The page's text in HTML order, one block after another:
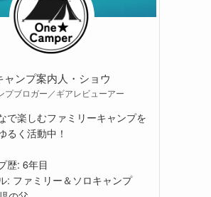
ャンプ案内人・ショウ
プブロガー／ギアレビューアー
で楽しむファミリーキャンプを
るく活動中！
歴: 6年目
: ファミリー＆ソロキャンプ